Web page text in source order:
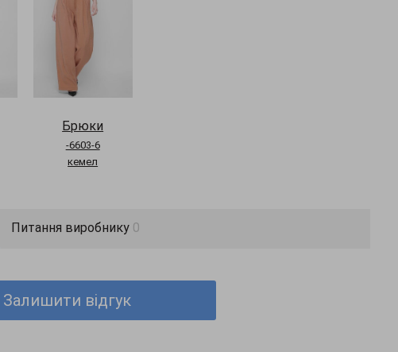
Брюки
-6603-6
кемел
Питання виробнику 0
Залишити відгук